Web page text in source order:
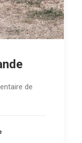
de